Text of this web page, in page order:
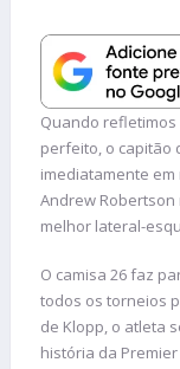
Quando
perfeito, o capitão
imediatamente em
Andrew
melhor lateral-
O camisa 26 faz
todos os torneios
de Klopp, o atleta
história da Premier